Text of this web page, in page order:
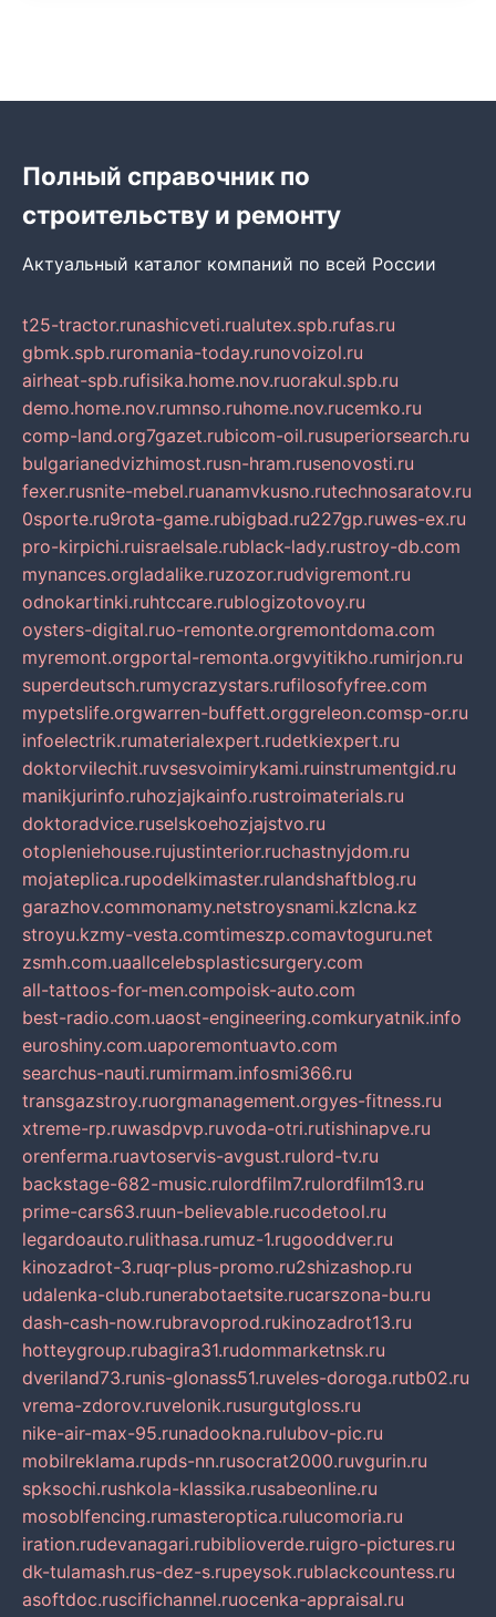
Полный справочник по
строительству и ремонту
Актуальный каталог компаний по всей России
t25-tractor.runashicveti.rualutex.spb.rufas.ru
gbmk.spb.ruromania-today.runovoizol.ru
airheat-spb.rufisika.home.nov.ruorakul.spb.ru
demo.home.nov.rumnso.ruhome.nov.rucemko.ru
comp-land.org7gazet.rubicom-oil.rusuperiorsearch.ru
bulgarianedvizhimost.rusn-hram.rusenovosti.ru
fexer.rusnite-mebel.ruanamvkusno.rutechnosaratov.ru
0sporte.ru9rota-game.rubigbad.ru227gp.ruwes-ex.ru
pro-kirpichi.ruisraelsale.rublack-lady.rustroy-db.com
mynances.orgladalike.ruzozor.rudvigremont.ru
odnokartinki.ruhtccare.rublogizotovoy.ru
oysters-digital.ruo-remonte.orgremontdoma.com
myremont.orgportal-remonta.orgvyitikho.rumirjon.ru
superdeutsch.rumycrazystars.rufilosofyfree.com
mypetslife.orgwarren-buffett.orggreleon.comsp-or.ru
infoelectrik.rumaterialexpert.rudetkiexpert.ru
doktorvilechit.ruvsesvoimirykami.ruinstrumentgid.ru
manikjurinfo.ruhozjajkainfo.rustroimaterials.ru
doktoradvice.ruselskoehozjajstvo.ru
otopleniehouse.rujustinterior.ruchastnyjdom.ru
mojateplica.rupodelkimaster.rulandshaftblog.ru
garazhov.commonamy.netstroysnami.kzlcna.kz
stroyu.kzmy-vesta.comtimeszp.comavtoguru.net
zsmh.com.uaallcelebsplasticsurgery.com
all-tattoos-for-men.compoisk-auto.com
best-radio.com.uaost-engineering.comkuryatnik.info
euroshiny.com.uaporemontuavto.com
searchus-nauti.rumirmam.infosmi366.ru
transgazstroy.ruorgmanagement.orgyes-fitness.ru
xtreme-rp.ruwasdpvp.ruvoda-otri.rutishinapve.ru
orenferma.ruavtoservis-avgust.rulord-tv.ru
backstage-682-music.rulordfilm7.rulordfilm13.ru
prime-cars63.ruun-believable.rucodetool.ru
legardoauto.rulithasa.rumuz-1.rugooddver.ru
kinozadrot-3.ruqr-plus-promo.ru2shizashop.ru
udalenka-club.runerabotaetsite.rucarszona-bu.ru
dash-cash-now.rubravoprod.rukinozadrot13.ru
hotteygroup.rubagira31.rudommarketnsk.ru
dveriland73.runis-glonass51.ruveles-doroga.rutb02.ru
vrema-zdorov.ruvelonik.rusurgutgloss.ru
nike-air-max-95.runadookna.rulubov-pic.ru
mobilreklama.rupds-nn.rusocrat2000.ruvgurin.ru
spksochi.rushkola-klassika.rusabeonline.ru
mosoblfencing.rumasteroptica.rulucomoria.ru
iration.rudevanagari.rubiblioverde.ruigro-pictures.ru
dk-tulamash.rus-dez-s.rupeysok.rublackcountess.ru
asoftdoc.ruscifichannel.ruocenka-appraisal.ru